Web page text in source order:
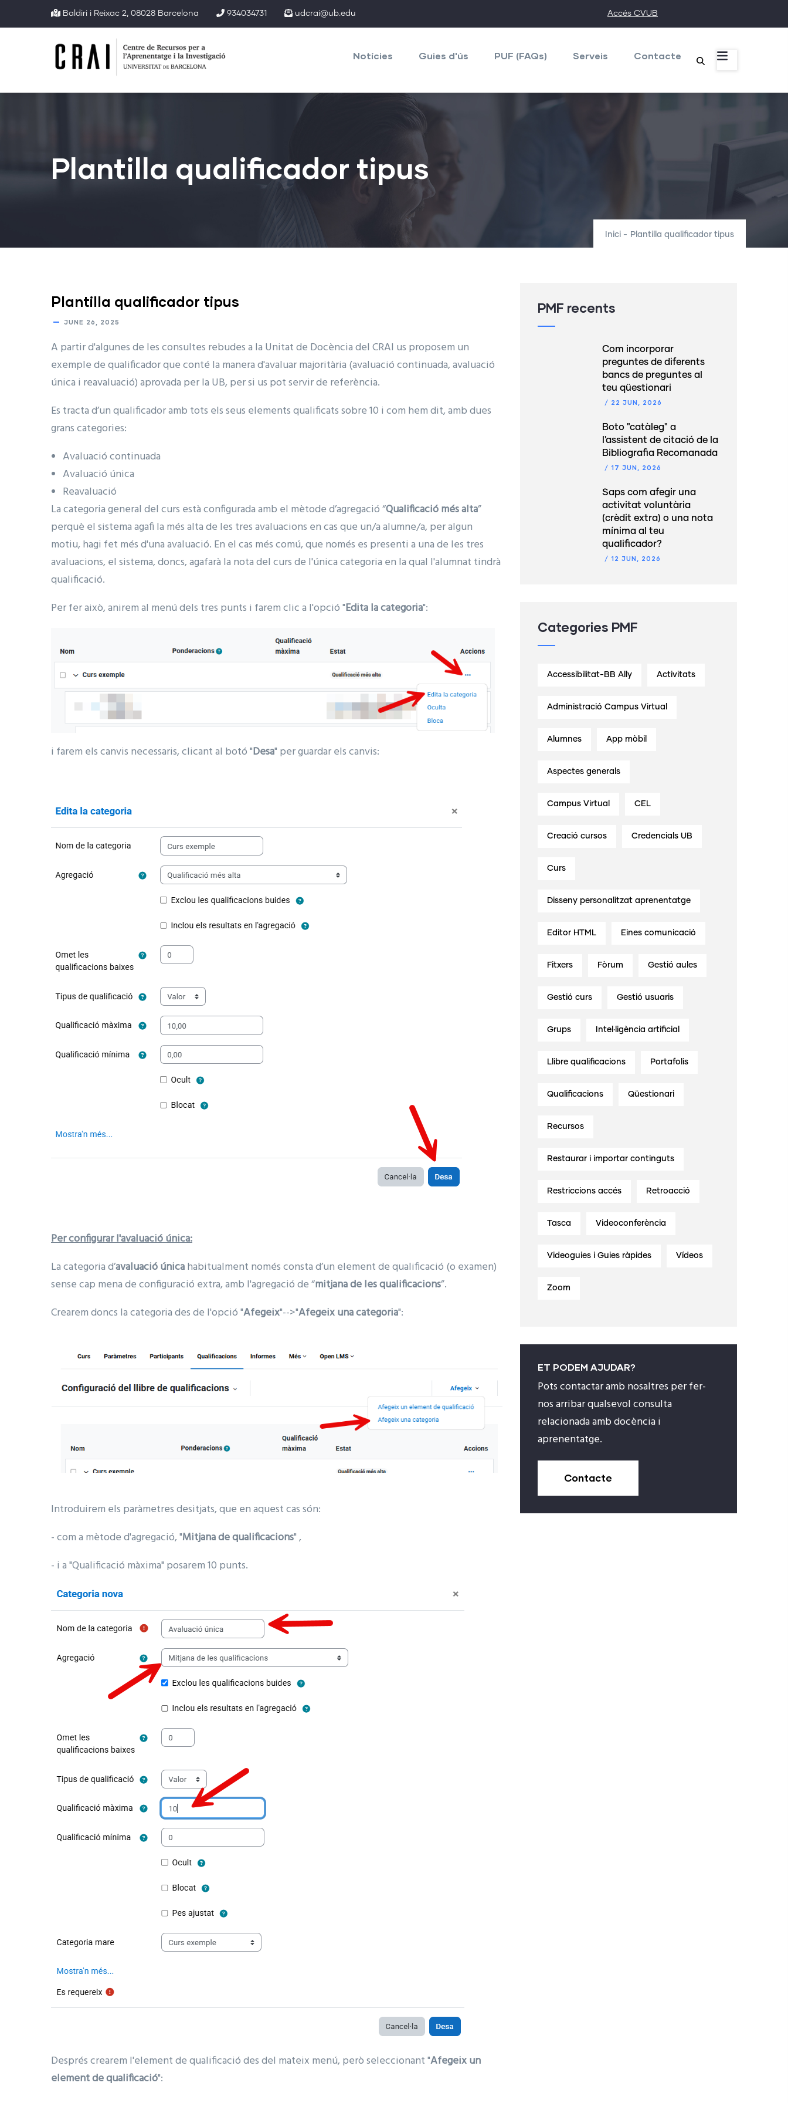
al
Baldiri i Reixac 2, 08028 Barcelona 934034731 udcrai@ub.edu Accés CVUB
navigation
Notícies Guies d'ús PUF (FAQs) Serveis Contacte
Plantilla qualificador tipus
Inici - Plantilla qualificador tipus
Plantilla qualificador tipus
JUNE 26, 2025
A partir d'algunes de les consultes rebudes a la Unitat de Docència del CRAI us proposem un
exemple de qualificador que conté la manera d'avaluar majoritària (avaluació continuada, avaluació
única i reavaluació) aprovada per la UB, per si us pot servir de referència.
Es tracta d’un qualificador amb tots els seus elements qualificats sobre 10 i com hem dit, amb dues
grans categories:
Avaluació continuada
Avaluació única
Reavaluació
La categoria general del curs està configurada amb el mètode d’agregació “Qualificació més alta”
perquè el sistema agafi la més alta de les tres avaluacions en cas que un/a alumne/a, per algun
motiu, hagi fet més d'una avaluació. En el cas més comú, que només es presenti a una de les tres
avaluacions, el sistema, doncs, agafarà la nota del curs de l'única categoria en la qual l'alumnat tindrà
qualificació.
Per fer això, anirem al menú dels tres punts i farem clic a l'opció "Edita la categoria":
i farem els canvis necessaris, clicant al botó "Desa" per guardar els canvis:
Per configurar l'avaluació única:
La categoria d’avaluació únicahabitualment només consta d’un element de qualificació (o examen)
sense cap mena de configuració extra, amb l'agregació de “mitjana de les qualificacions”.
Crearem doncs la categoria des de l'opció "Afegeix"-->"Afegeix una categoria":
Introduirem els paràmetres desitjats, que en aquest cas són:
- com a mètode d'agregació, "Mitjana de qualificacions" ,
- i a "Qualificació màxima" posarem 10 punts.
Després crearem l'element de qualificació des del mateix menú, però seleccionant "Afegeix un
element de qualificació":
PMF recents
Com incorporar
preguntes de diferents
bancs de preguntes al
teu qüestionari
/ 22 JUN, 2026
Boto "catàleg" a
l'assistent de citació de la
Bibliografia Recomanada
/ 17 JUN, 2026
Saps com afegir una
activitat voluntària
(crèdit extra) o una nota
mínima al teu
qualificador?
/ 12 JUN, 2026
Categories PMF
Accessibilitat-BB Ally Activitats
Administració Campus Virtual
Alumnes App mòbil
Aspectes generals
Campus Virtual CEL
Creació cursos Credencials UB
Curs
Disseny personalitzat aprenentatge
Editor HTML Eines comunicació
Fitxers Fòrum Gestió aules
Gestió curs Gestió usuaris
Grups Intel·ligència artificial
Llibre qualificacions Portafolis
Qualificacions Qüestionari
Recursos
Restaurar i importar continguts
Restriccions accés Retroacció
Tasca Videoconferència
Videoguies i Guies ràpides Vídeos
Zoom
ET PODEM AJUDAR?
Pots contactar amb nosaltres per fer-
nos arribar qualsevol consulta
relacionada amb docència i
aprenentatge.
Contacte